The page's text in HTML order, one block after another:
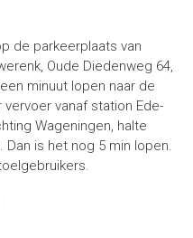
de parkeerplaats van
Oude Diedenweg 64,
minuut lopen naar de
vanaf station Ede-
Wageningen, halte
is het nog 5 min lopen.